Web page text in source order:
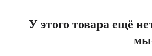
У этого товара ещё